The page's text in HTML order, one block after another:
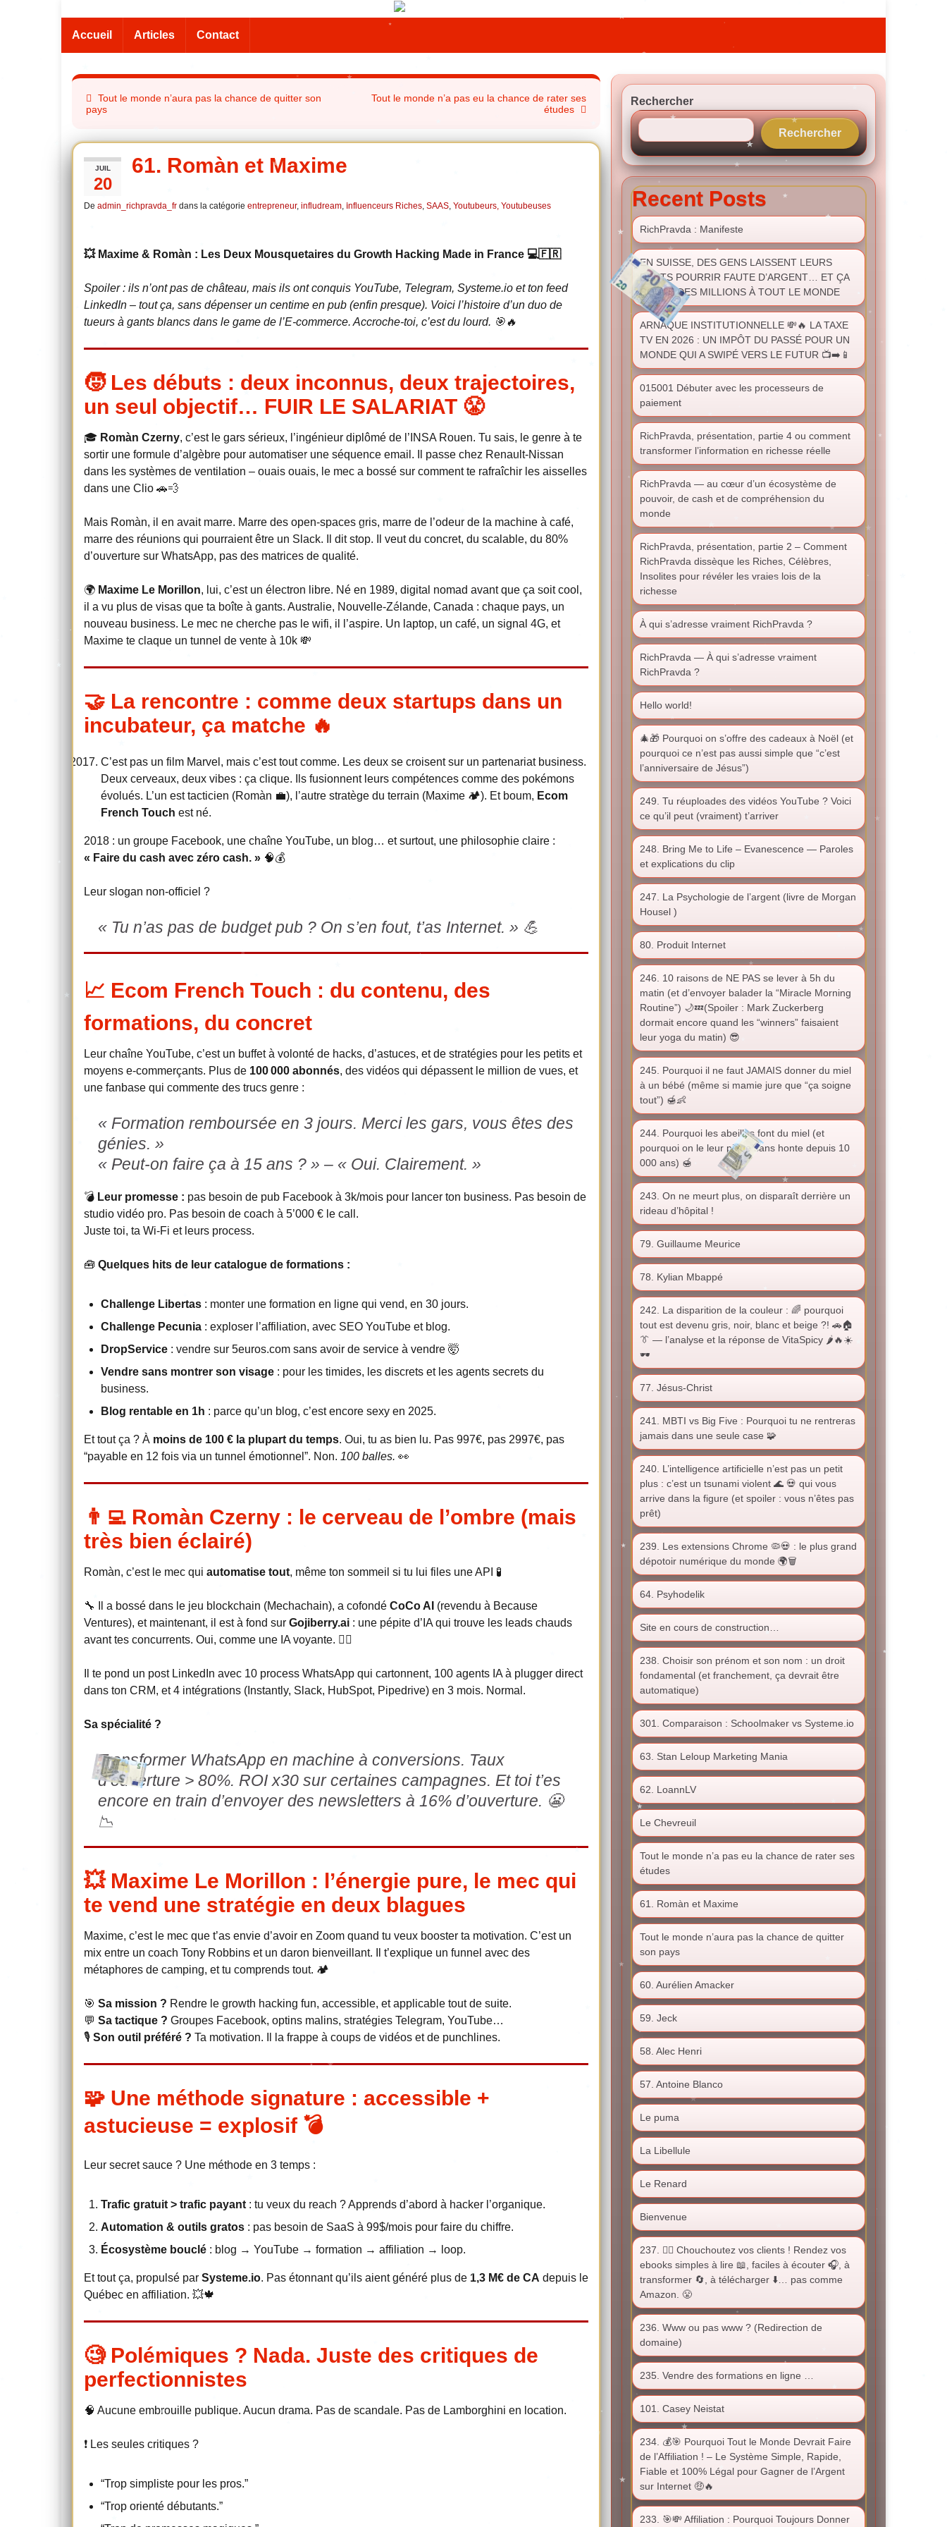
Accueil Articles Contact
Tout le monde n’aura pas la chance de quitter son
pays
Tout le monde n’a pas eu la chance de rater ses
études
JUIL
20
61. Romàn et Maxime
De admin_richpravda_fr dans la catégorie entrepreneur, infludream Influenceurs Riches SAAS Youtubeurs, Youtubeuses
💥 Maxime & Romàn : Les Deux Mousquetaires du Growth Hacking Made in France 💻🇫🇷
Spoiler : ils n’ont pas de château, mais ils ont conquis YouTube, Telegram, Systeme.io et ton feed
LinkedIn – tout ça, sans dépenser un centime en pub (enfin presque). Voici l’histoire d’un duo de
tueurs à gants blancs dans le game de l’E-commerce. Accroche-toi, c’est du lourd. 🎯🔥
🧒 Les débuts : deux inconnus, deux trajectoires,
un seul objectif… FUIR LE SALARIAT 😤
🎓 Romàn Czerny, c’est le gars sérieux, l’ingénieur diplômé de l’INSA Rouen. Tu sais, le genre à te
sortir une formule d’algèbre pour automatiser une séquence email. Il passe chez Renault-Nissan
dans les systèmes de ventilation – ouais ouais, le mec a bossé sur comment te rafraîchir les aisselles
dans une Clio 🚗💨
Mais Romàn, il en avait marre. Marre des open-spaces gris, marre de l’odeur de la machine à café,
marre des réunions qui pourraient être un Slack. Il dit stop. Il veut du concret, du scalable, du 80%
d’ouverture sur WhatsApp, pas des matrices de qualité.
🌍 Maxime Le Morillon, lui, c’est un électron libre. Né en 1989, digital nomad avant que ça soit cool,
il a vu plus de visas que ta boîte à gants. Australie, Nouvelle-Zélande, Canada : chaque pays, un
nouveau business. Le mec ne cherche pas le wifi, il l’aspire. Un laptop, un café, un signal 4G, et
Maxime te claque un tunnel de vente à 10k 💸
🤝 La rencontre : comme deux startups dans un
incubateur, ça matche 🔥
C’est pas un film Marvel, mais c’est tout comme. Les deux se croisent sur un partenariat business.
Deux cerveaux, deux vibes : ça clique. Ils fusionnent leurs compétences comme des pokémons
évolués. L’un est tacticien (Romàn 💼), l’autre stratège du terrain (Maxime 🏕️). Et boum, Ecom
French Touch est né.
2018 : un groupe Facebook, une chaîne YouTube, un blog… et surtout, une philosophie claire :
« Faire du cash avec zéro cash. » 🧠💰
Leur slogan non-officiel ?
« Tu n’as pas de budget pub ? On s’en fout, t’as Internet. » 💪
📈 Ecom French Touch : du contenu, des
formations, du concret
Leur chaîne YouTube, c’est un buffet à volonté de hacks, d’astuces, et de stratégies pour les petits et
moyens e-commerçants. Plus de 100 000 abonnés, des vidéos qui dépassent le million de vues, et
une fanbase qui commente des trucs genre :
« Formation remboursée en 3 jours. Merci les gars, vous êtes des
génies. »
« Peut-on faire ça à 15 ans ? » – « Oui. Clairement. »
💣 Leur promesse : pas besoin de pub Facebook à 3k/mois pour lancer ton business. Pas besoin de
studio vidéo pro. Pas besoin de coach à 5’000 € le call.
Juste toi, ta Wi-Fi et leurs process.
🧰 Quelques hits de leur catalogue de formations :
Challenge Libertas : monter une formation en ligne qui vend, en 30 jours.
Challenge Pecunia : exploser l’affiliation, avec SEO YouTube et blog.
DropService : vendre sur 5euros.com sans avoir de service à vendre 🤯
Vendre sans montrer son visage : pour les timides, les discrets et les agents secrets du
business.
Blog rentable en 1h : parce qu’un blog, c’est encore sexy en 2025.
Et tout ça ? À moins de 100 € la plupart du temps. Oui, tu as bien lu. Pas 997€, pas 2997€, pas
“payable en 12 fois via un tunnel émotionnel”. Non. 100 balles. 👀
👨‍💻 Romàn Czerny : le cerveau de l’ombre (mais
très bien éclairé)
Romàn, c’est le mec qui automatise tout, même ton sommeil si tu lui files une API 🧪
🔧 Il a bossé dans le jeu blockchain (Mechachain), a cofondé CoCo AI (revendu à Because
Ventures), et maintenant, il est à fond sur Gojiberry.ai : une pépite d’IA qui trouve les leads chauds
avant tes concurrents. Oui, comme une IA voyante. 🧙‍♂️
Il te pond un post LinkedIn avec 10 process WhatsApp qui cartonnent, 100 agents IA à plugger direct
dans ton CRM, et 4 intégrations (Instantly, Slack, HubSpot, Pipedrive) en 3 mois. Normal.
Sa spécialité ?
Transformer WhatsApp en machine à conversions. Taux
d’ouverture > 80%. ROI x30 sur certaines campagnes. Et toi t’es
encore en train d’envoyer des newsletters à 16% d’ouverture. 😬
📉
💥 Maxime Le Morillon : l’énergie pure, le mec qui
te vend une stratégie en deux blagues
Maxime, c’est le mec que t’as envie d’avoir en Zoom quand tu veux booster ta motivation. C’est un
mix entre un coach Tony Robbins et un daron bienveillant. Il t’explique un funnel avec des
métaphores de camping, et tu comprends tout. 🏕️
🎯 Sa mission ? Rendre le growth hacking fun, accessible, et applicable tout de suite.
💬 Sa tactique ? Groupes Facebook, optins malins, stratégies Telegram, YouTube…
🎙️ Son outil préféré ? Ta motivation. Il la frappe à coups de vidéos et de punchlines.
🧩 Une méthode signature : accessible +
astucieuse = explosif 💣
Leur secret sauce ? Une méthode en 3 temps :
Trafic gratuit > trafic payant : tu veux du reach ? Apprends d’abord à hacker l’organique.
Automation & outils gratos : pas besoin de SaaS à 99$/mois pour faire du chiffre.
Écosystème bouclé : blog → YouTube → formation → affiliation → loop.
Et tout ça, propulsé par Systeme.io. Pas étonnant qu’ils aient généré plus de 1,3 M€ de CA depuis le
Québec en affiliation. 💥🍁
🧐 Polémiques ? Nada. Juste des critiques de
perfectionnistes
🧠 Aucune embrouille publique. Aucun drama. Pas de scandale. Pas de Lamborghini en location.
❗ Les seules critiques ?
“Trop simpliste pour les pros.”
“Trop orienté débutants.”
Rechercher
Rechercher
Recent Posts
RichPravda : Manifeste
EN SUISSE, DES GENS LAISSENT LEURS
DENTS POURRIR FAUTE D’ARGENT… ET ÇA
COÛTE DES MILLIONS À TOUT LE MONDE
ARNAQUE INSTITUTIONNELLE 💸🔥 LA TAXE
TV EN 2026 : UN IMPÔT DU PASSÉ POUR UN
MONDE QUI A SWIPÉ VERS LE FUTUR 📺➡️📱
015001 Débuter avec les processeurs de
paiement
RichPravda, présentation, partie 4 ou comment
transformer l’information en richesse réelle
RichPravda — au cœur d’un écosystème de
pouvoir, de cash et de compréhension du
monde
RichPravda, présentation, partie 2 – Comment
RichPravda dissèque les Riches, Célèbres,
Insolites pour révéler les vraies lois de la
richesse
À qui s’adresse vraiment RichPravda ?
RichPravda — À qui s’adresse vraiment
RichPravda ?
Hello world!
🎄🎁 Pourquoi on s’offre des cadeaux à Noël (et
pourquoi ce n’est pas aussi simple que “c’est
l’anniversaire de Jésus”)
249. Tu réuploades des vidéos YouTube ? Voici
ce qu’il peut (vraiment) t’arriver
248. Bring Me to Life – Evanescence — Paroles
et explications du clip
247. La Psychologie de l’argent (livre de Morgan
Housel )
80. Produit Internet
246. 10 raisons de NE PAS se lever à 5h du
matin (et d’envoyer balader la “Miracle Morning
Routine”) 🌙💤(Spoiler : Mark Zuckerberg
dormait encore quand les “winners” faisaient
leur yoga du matin) 😎
245. Pourquoi il ne faut JAMAIS donner du miel
à un bébé (même si mamie jure que “ça soigne
tout”) 🍯👶
244. Pourquoi les abeilles font du miel (et
pourquoi on le leur pique sans honte depuis 10
000 ans) 🍯
243. On ne meurt plus, on disparaît derrière un
rideau d’hôpital !
79. Guillaume Meurice
78. Kylian Mbappé
242. La disparition de la couleur : 🌈 pourquoi
tout est devenu gris, noir, blanc et beige ?! 🚗🏠
👔 — l’analyse et la réponse de VitaSpicy 🌶️🔥☀️
🕶️
77. Jésus-Christ
241. MBTI vs Big Five : Pourquoi tu ne rentreras
jamais dans une seule case 🧩
240. L’intelligence artificielle n’est pas un petit
plus : c’est un tsunami violent 🌊 💀 qui vous
arrive dans la figure (et spoiler : vous n’êtes pas
prêt)
239. Les extensions Chrome 🦠💀 : le plus grand
dépotoir numérique du monde 🌍🗑️
64. Psyhodelik
Site en cours de construction…
238. Choisir son prénom et son nom : un droit
fondamental (et franchement, ça devrait être
automatique)
301. Comparaison : Schoolmaker vs Systeme.io
63. Stan Leloup Marketing Mania
62. LoannLV
Le Chevreuil
Tout le monde n’a pas eu la chance de rater ses
études
61. Romàn et Maxime
Tout le monde n’aura pas la chance de quitter
son pays
60. Aurélien Amacker
59. Jeck
58. Alec Henri
57. Antoine Blanco
Le puma
La Libellule
Le Renard
Bienvenue
237. ❤️‍🔥 Chouchoutez vos clients ! Rendez vos
ebooks simples à lire 📖, faciles à écouter 🎧, à
transformer 🔄, à télécharger ⬇️… pas comme
Amazon. 😤
236. Www ou pas www ? (Redirection de
domaine)
235. Vendre des formations en ligne …
101. Casey Neistat
234. 💰🎯 Pourquoi Tout le Monde Devrait Faire
de l’Affiliation ! – Le Système Simple, Rapide,
Fiable et 100% Légal pour Gagner de l’Argent
sur Internet 🤑🔥
233. 🎯💸 Affiliation : Pourquoi Toujours Donner